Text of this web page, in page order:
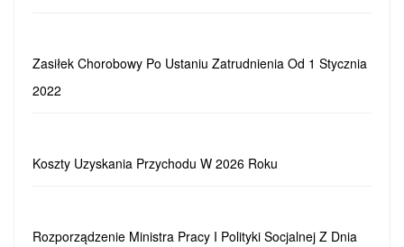
Zasiłek Chorobowy Po Ustaniu Zatrudnienia Od 1 Stycznia
2022
Koszty Uzyskania Przychodu W 2026 Roku
Rozporządzenie Ministra Pracy I Polityki Socjalnej Z Dnia